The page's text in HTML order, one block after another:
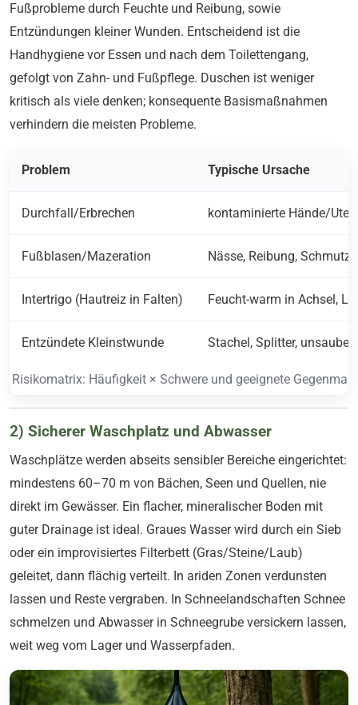
Fußprobleme durch Feuchte und Reibung, sowie
Entzündungen kleiner Wunden. Entscheidend ist die
Handhygiene vor Essen und nach dem Toilettengang,
gefolgt von Zahn- und Fußpflege. Duschen ist weniger
kritisch als viele denken; konsequente Basismaßnahmen
verhindern die meisten Probleme.
Risikomatrix: Häufigkeit × Schwere und geeignete
Problem Typische Ursache
Durchfall/Erbrechen kontaminierte Hände/
Fußblasen/Mazeration Nässe, Reibung, Schmutz
Intertrigo (Hautreiz in Falten) Feucht-warm in Achsel,
Entzündete Kleinstwunde Stachel, Splitter,
2) Sicherer Waschplatz und Abwasser
Waschplätze werden abseits sensibler Bereiche eingerichtet:
mindestens 60–70 m von Bächen, Seen und Quellen, nie
direkt im Gewässer. Ein flacher, mineralischer Boden mit
guter Drainage ist ideal. Graues Wasser wird durch ein Sieb
oder ein improvisiertes Filterbett (Gras/Steine/Laub)
geleitet, dann flächig verteilt. In ariden Zonen verdunsten
lassen und Reste vergraben. In Schneelandschaften Schnee
schmelzen und Abwasser in Schneegrube versickern lassen,
weit weg vom Lager und Wasserpfaden.